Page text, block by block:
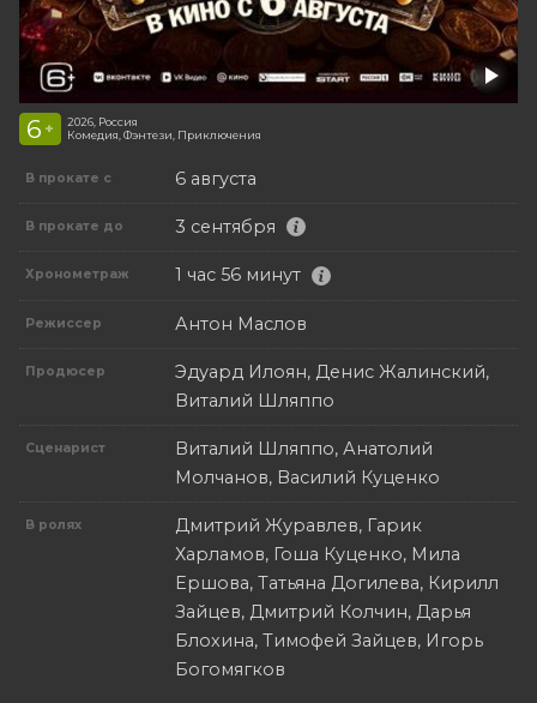
6 +
2026, Россия
Комедия, Фэнтези, Приключения
В прокате с 6 августа
В прокате до 3 сентября
Хронометраж 1 час 56 минут
Режиссер Антон Маслов
Продюсер
Эдуард Илоян, Денис Жалинский,
Виталий Шляппо
Сценарист
Виталий Шляппо, Анатолий
Молчанов, Василий Куценко
В ролях
Дмитрий Журавлев, Гарик
Харламов, Гоша Куценко, Мила
Ершова, Татьяна Догилева, Кирилл
Зайцев, Дмитрий Колчин, Дарья
Блохина, Тимофей Зайцев, Игорь
Богомягков